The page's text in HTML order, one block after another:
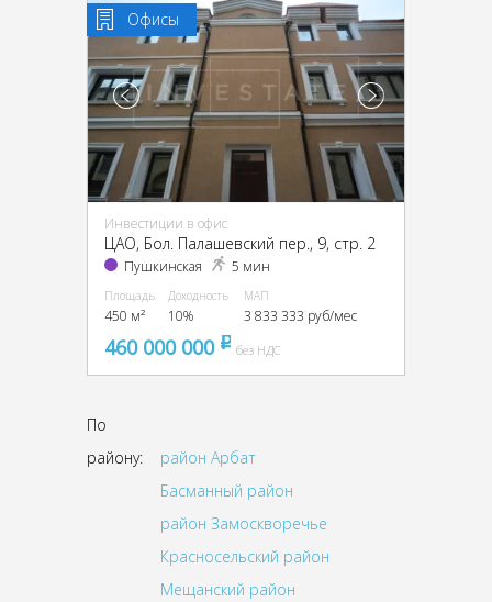
Офисы
Инвестиции в офис
ЦАО, Бол. Палашевский пер., 9, стр. 2
Пушкинская 5 мин
Площадь
450 м²
Доходность
10%
МАП
3 833 333 руб/мес
460 000 000 pуббез НДС
По
району:
район Арбат
Басманный район
район Замоскворечье
Красносельский район
Мещанский район